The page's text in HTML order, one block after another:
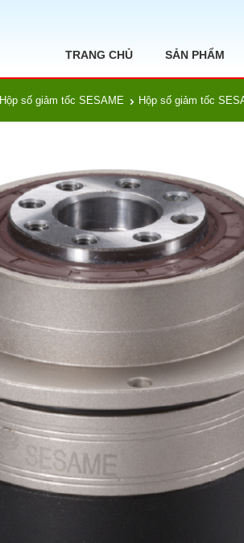
TRANG CHỦ SẢN PHẨM
Hộp số giảm tốc SESAME Hộp số giảm tốc